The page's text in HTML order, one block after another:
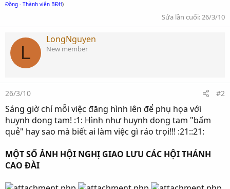
Đồng - Thành viên BĐH)
Sửa lần cuối: 26/3/10
L
LongNguyen
New member
26/3/10 #2
Sáng giờ chỉ mỗi việc đăng hình lên để phụ họa với
huynh dong tam! :1: Hình như huynh dong tam "bấm
quẻ" hay sao mà biết ai làm việc gì ráo trọi!!! :21::21:
MỘT SỐ ẢNH HỘI NGHỊ GIAO LƯU CÁC HỘI THÁNH
CAO ĐÀI